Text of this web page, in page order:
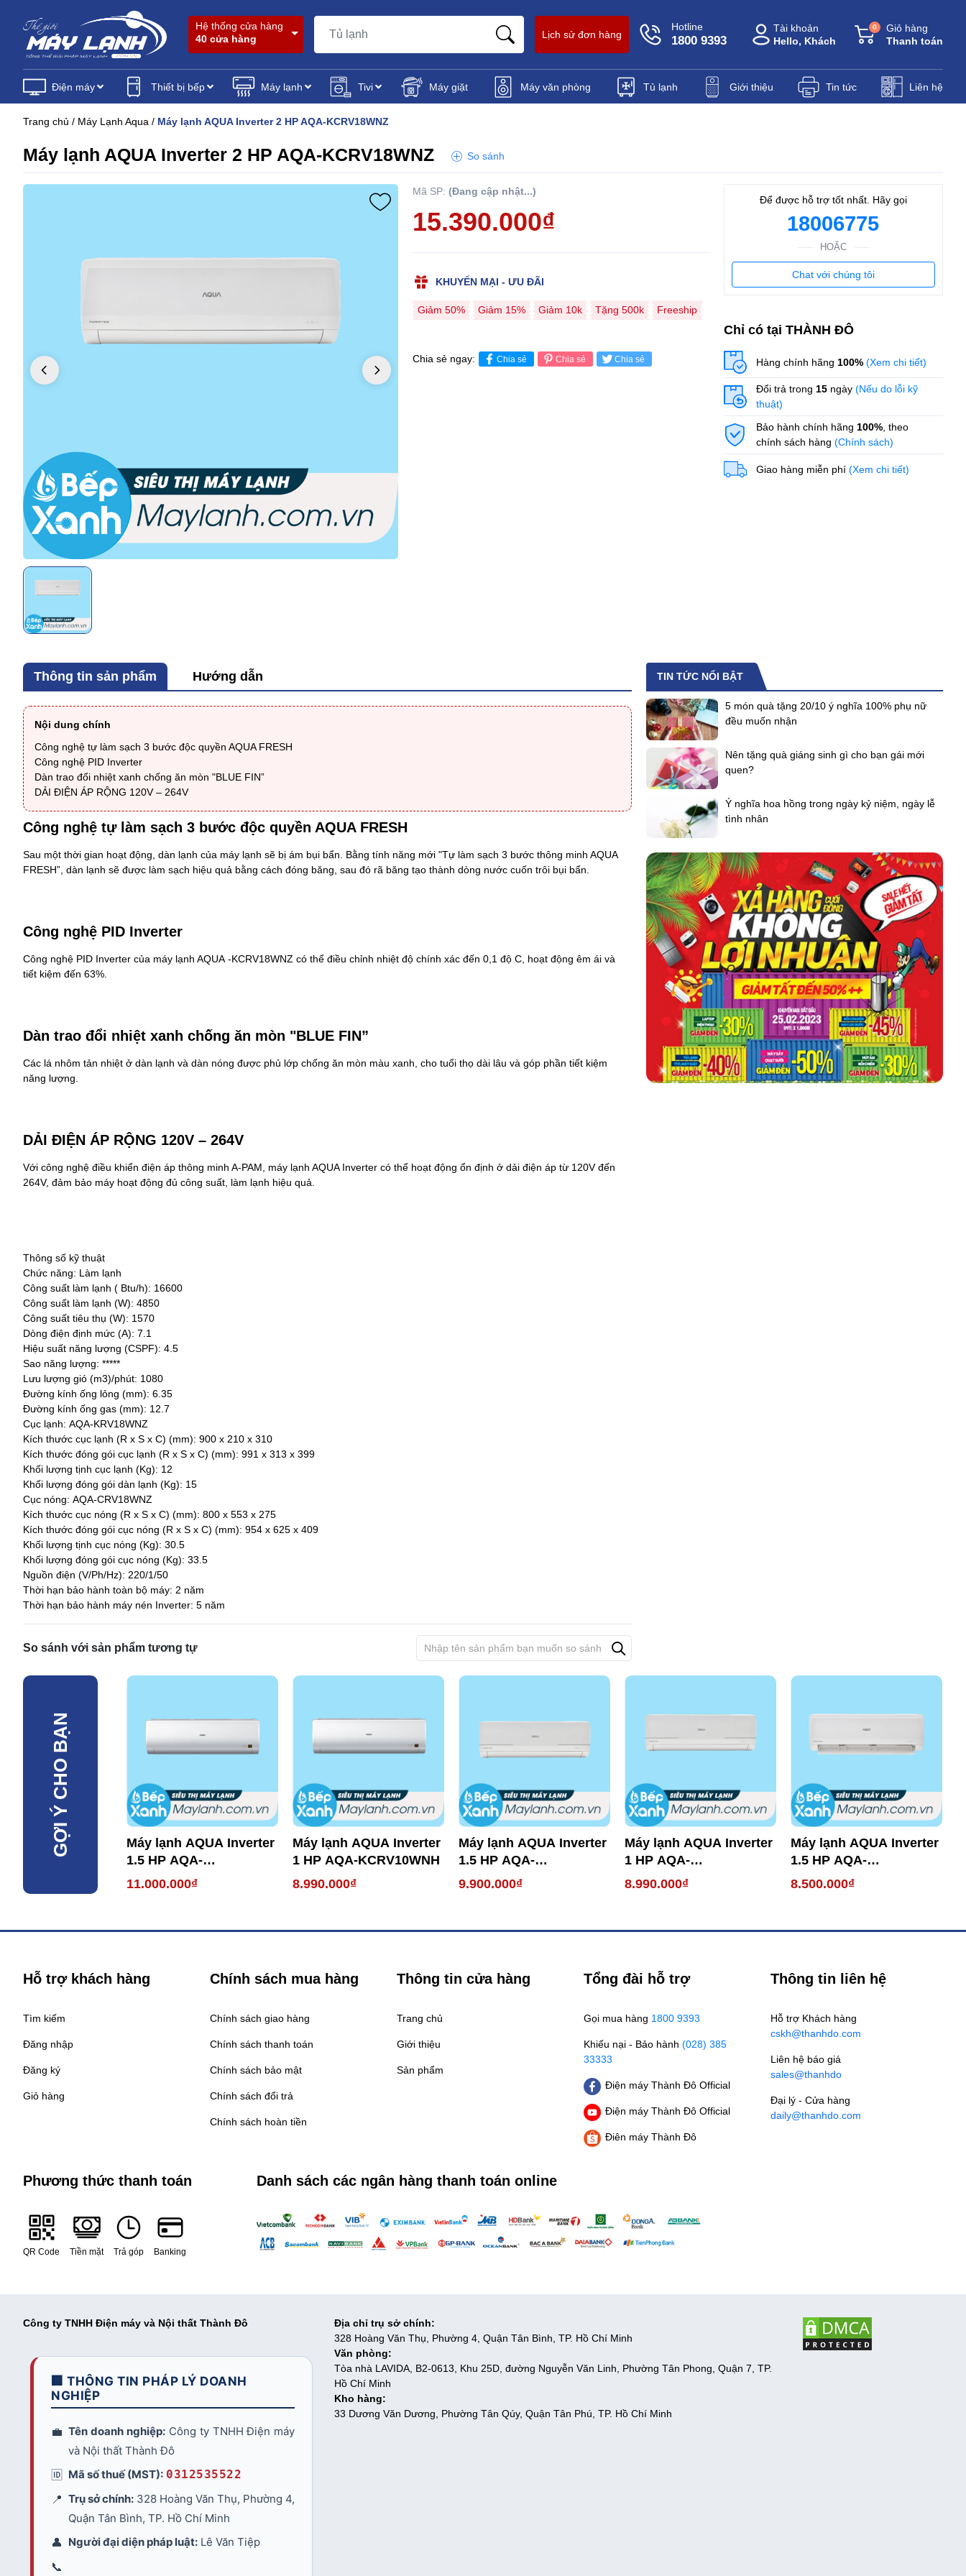
Hệ thống cửa hàng
40 cửa hàng
Lịch sử đơn hàng
Hotline
1800 9393
Tài khoản
Hello, Khách
Giỏ hàng
Thanh toán
0
Điện máy Thiết bị bếp Máy lạnh Tivi Máy giặt Máy văn phòng Tủ lạnh Giới thiệu Tin tức Liên hệ
Trang chủ / Máy Lạnh Aqua / Máy lạnh AQUA Inverter 2 HP AQA-KCRV18WNZ
Máy lạnh AQUA Inverter 2 HP AQA-KCRV18WNZ So sánh
Mã SP: (Đang cập nhật...)
15.390.000₫
KHUYẾN MẠI - ƯU ĐÃI
Giảm 50% Giảm 15% Giảm 10k Tặng 500k Freeship
Chia sẻ ngay: Chia sẻ Chia sẻ Chia sẻ
Để được hỗ trợ tốt nhất. Hãy gọi
18006775
HOẶC
Chat với chúng tôi
Chỉ có tại THÀNH ĐÔ
Hàng chính hãng 100% (Xem chi tiết)
Đổi trả trong 15ngày (Nếu do lỗi kỹ
thuật)
Bảo hành chính hãng 100%, theo
chính sách hàng (Chính sách)
Giao hàng miễn phí (Xem chi tiết)
Thông tin sản phẩm Hướng dẫn
Nội dung chính
Công nghệ tự làm sạch 3 bước độc quyền AQUA FRESH
Công nghệ PID Inverter
Dàn trao đổi nhiệt xanh chống ăn mòn "BLUE FIN”
DẢI ĐIỆN ÁP RỘNG 120V – 264V
Công nghệ tự làm sạch 3 bước độc quyền AQUA FRESH
Sau một thời gian hoạt động, dàn lạnh của máy lạnh sẽ bị ám bụi bẩn. Bằng tính năng mới "Tự làm sạch 3 bước thông minh AQUA
FRESH”, dàn lạnh sẽ được làm sạch hiệu quả bằng cách đóng băng, sau đó rã băng tạo thành dòng nước cuốn trôi bụi bẩn.
Công nghệ PID Inverter
Công nghệ PID Inverter của máy lạnh AQUA -KCRV18WNZ có thể điều chỉnh nhiệt độ chính xác đến 0,1 độ C, hoạt động êm ái và
tiết kiệm đến 63%.
Dàn trao đổi nhiệt xanh chống ăn mòn "BLUE FIN”
Các lá nhôm tản nhiệt ở dàn lạnh và dàn nóng được phủ lớp chống ăn mòn màu xanh, cho tuổi thọ dài lâu và góp phần tiết kiệm
năng lượng.
DẢI ĐIỆN ÁP RỘNG 120V – 264V
Với công nghệ điều khiển điện áp thông minh A-PAM, máy lạnh AQUA Inverter có thể hoạt động ổn định ở dải điện áp từ 120V đến
264V, đảm bảo máy hoạt động đủ công suất, làm lạnh hiệu quả.
Thông số kỹ thuật
Chức năng: Làm lạnh
Công suất làm lạnh ( Btu/h): 16600
Công suất làm lạnh (W): 4850
Công suất tiêu thụ (W): 1570
Dòng điện định mức (A): 7.1
Hiệu suất năng lượng (CSPF): 4.5
Sao năng lượng: *****
Lưu lượng gió (m3)/phút: 1080
Đường kính ống lỏng (mm): 6.35
Đường kính ống gas (mm): 12.7
Cục lạnh: AQA-KRV18WNZ
Kích thước cục lạnh (R x S x C) (mm): 900 x 210 x 310
Kích thước đóng gói cục lạnh (R x S x C) (mm): 991 x 313 x 399
Khối lượng tịnh cục lạnh (Kg): 12
Khối lượng đóng gói dàn lạnh (Kg): 15
Cục nóng: AQA-CRV18WNZ
Kích thước cục nóng (R x S x C) (mm): 800 x 553 x 275
Kích thước đóng gói cục nóng (R x S x C) (mm): 954 x 625 x 409
Khối lượng tịnh cục nóng (Kg): 30.5
Khối lượng đóng gói cục nóng (Kg): 33.5
Nguồn điện (V/Ph/Hz): 220/1/50
Thời hạn bảo hành toàn bộ máy: 2 năm
Thời hạn bảo hành máy nén Inverter: 5 năm
So sánh với sản phẩm tương tự
TIN TỨC NỔI BẬT
5 món quà tặng 20/10 ý nghĩa 100% phụ nữ
đều muốn nhận
Nên tặng quà giáng sinh gì cho bạn gái mới
quen?
Ý nghĩa hoa hồng trong ngày kỷ niệm, ngày lễ
tình nhân
GỢI Ý CHO BẠN
Máy lạnh AQUA Inverter
1.5 HP AQA-
KCRV13WNH
11.000.000₫
Máy lạnh AQUA Inverter
1 HP AQA-KCRV10WNH
8.990.000₫
Máy lạnh AQUA Inverter
1.5 HP AQA-
KCRV13WNMA
9.900.000₫
Máy lạnh AQUA Inverter
1 HP AQA-
KCRV10WNMA
8.990.000₫
Máy lạnh AQUA Inverter
1.5 HP AQA-
KCRV13WNZA
8.500.000₫
Hỗ trợ khách hàng
Tìm kiếm
Đăng nhập
Đăng ký
Giỏ hàng
Chính sách mua hàng
Chính sách giao hàng
Chính sách thanh toán
Chính sách bảo mật
Chính sách đổi trả
Chính sách hoàn tiền
Thông tin cửa hàng
Trang chủ
Giới thiệu
Sản phẩm
Tổng đài hỗ trợ
Gọi mua hàng 1800 9393
Khiếu nại - Bảo hành (028) 385
33333
Điện máy Thành Đô Official
Điện máy Thành Đô Official
Điên máy Thành Đô
Thông tin liên hệ
Hỗ trợ Khách hàng
cskh@thanhdo.com
Liên hệ báo giá
sales@thanhdo
Đại lý - Cửa hàng
daily@thanhdo.com
Phương thức thanh toán
QR Code Tiền mặt Trả góp Banking
Danh sách các ngân hàng thanh toán online
Công ty TNHH Điện máy và Nội thất Thành Đô
🏢 THÔNG TIN PHÁP LÝ DOANH
NGHIỆP
💼 Tên doanh nghiệp:Công ty TNHH Điện máy
và Nội thất Thành Đô
🆔 Mã số thuế (MST): 0312535522
📍 Trụ sở chính: 328 Hoàng Văn Thụ, Phường 4,
Quận Tân Bình, TP. Hồ Chí Minh
👤 Người đại diện pháp luật: Lê Văn Tiệp
📞
Địa chỉ trụ sở chính:
328 Hoàng Văn Thụ, Phường 4, Quận Tân Bình, TP. Hồ Chí Minh
Văn phòng:
Tòa nhà LAVIDA, B2-0613, Khu 25D, đường Nguyễn Văn Linh, Phường Tân Phong, Quận 7, TP.
Hồ Chí Minh
Kho hàng:
33 Dương Văn Dương, Phường Tân Qúy, Quận Tân Phú, TP. Hồ Chí Minh